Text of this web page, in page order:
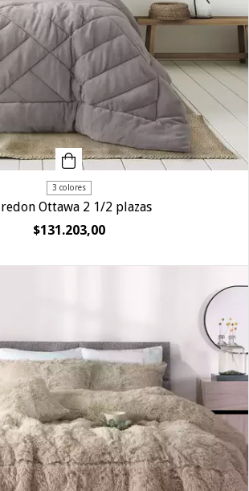
3 colores
Ottawa 2 1/2 plazas
$131.203,00